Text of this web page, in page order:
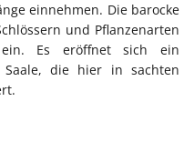
einnehmen. Die barocke
und Pflanzenarten
Es eröffnet sich ein
die hier in sachten